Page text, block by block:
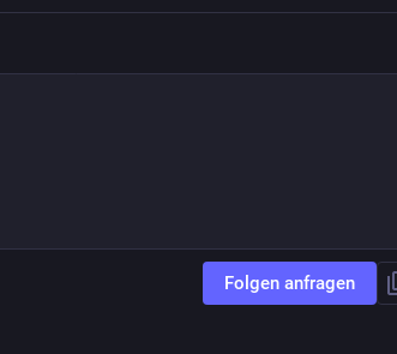
Folgen anfragen